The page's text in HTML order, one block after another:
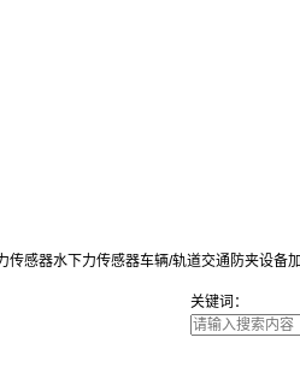
传感器水下力传感器车辆/轨道交通防夹设备
关键词：